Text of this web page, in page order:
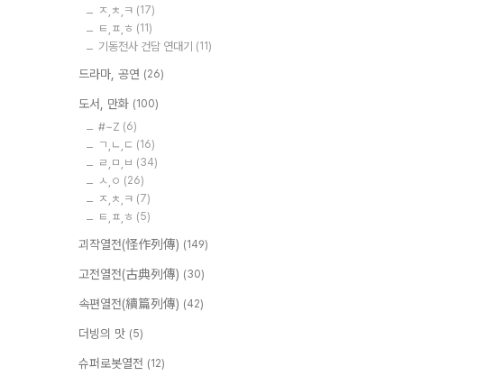
ㅈ,ㅊ,ㅋ (17)
ㅌ,ㅍ,ㅎ (11)
기동전사 건담 연대기 (11)
드라마, 공연 (26)
도서, 만화 (100)
#~Z (6)
ㄱ,ㄴ,ㄷ (16)
ㄹ,ㅁ,ㅂ (34)
ㅅ,ㅇ (26)
ㅈ,ㅊ,ㅋ (7)
ㅌ,ㅍ,ㅎ (5)
괴작열전(怪作列傳) (149)
고전열전(古典列傳) (30)
속편열전(續篇列傳) (42)
더빙의 맛 (5)
슈퍼로봇열전 (12)